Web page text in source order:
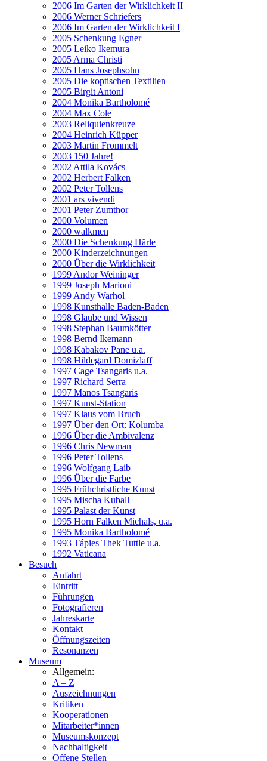
2006 Im Garten der Wirklichkeit II
2006 Werner Schriefers
2006 Im Garten der Wirklichkeit I
2005 Schenkung Egner
2005 Leiko Ikemura
2005 Arma Christi
2005 Hans Josephsohn
2005 Die koptischen Textilien
2005 Birgit Antoni
2004 Monika Bartholomé
2004 Max Cole
2003 Reliquienkreuze
2004 Heinrich Küpper
2003 Martin Frommelt
2003 150 Jahre!
2002 Attila Kovács
2002 Herbert Falken
2002 Peter Tollens
2001 ars vivendi
2001 Peter Zumthor
2000 Volumen
2000 walkmen
2000 Die Schenkung Härle
2000 Kinderzeichnungen
2000 Über die Wirklichkeit
1999 Andor Weininger
1999 Joseph Marioni
1999 Andy Warhol
1998 Kunsthalle Baden-Baden
1998 Glaube und Wissen
1998 Stephan Baumkötter
1998 Bernd Ikemann
1998 Kabakov Pane u.a.
1998 Hildegard Domizlaff
1997 Cage Tsangaris u.a.
1997 Richard Serra
1997 Manos Tsangaris
1997 Kunst-Station
1997 Klaus vom Bruch
1997 Über den Ort: Kolumba
1996 Über die Ambivalenz
1996 Chris Newman
1996 Peter Tollens
1996 Wolfgang Laib
1996 Über die Farbe
1995 Frühchristliche Kunst
1995 Mischa Kuball
1995 Palast der Kunst
1995 Horn Falken Michals, u.a.
1995 Monika Bartholomé
1993 Tápies Thek Tuttle u.a.
1992 Vaticana
Besuch
Anfahrt
Eintritt
Führungen
Fotografieren
Jahreskarte
Kontakt
Öffnungszeiten
Resonanzen
Museum
Allgemein:
A – Z
Auszeichnungen
Kritiken
Kooperationen
Mitarbeiter*innen
Museumskonzept
Nachhaltigkeit
Offene Stellen